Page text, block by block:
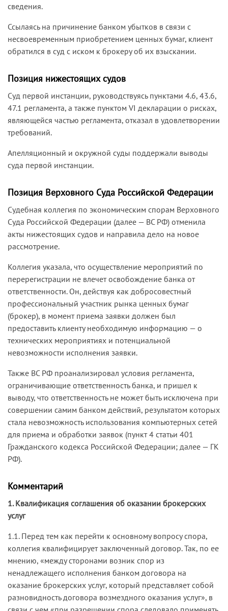
сведения.
Ссылаясь на причинение банком убытков в связи с
несвоевременным приобретением ценных бумаг, клиент
обратился в суд с иском к брокеру об их взыскании.
Позиция нижестоящих судов
Суд первой инстанции, руководствуясь пунктами 4.6, 43.6,
47.1 регламента, а также пунктом VI декларации о рисках,
являющейся частью регламента, отказал в удовлетворении
требований.
Апелляционный и окружной суды поддержали выводы
суда первой инстанции.
Позиция Верховного Суда Российской Федерации
Судебная коллегия по экономическим спорам Верховного
Суда Российской Федерации (далее — ВС РФ) отменила
акты нижестоящих судов и направила дело на новое
рассмотрение.
Коллегия указала, что осуществление мероприятий по
перерегистрации не влечет освобождение банка от
ответственности. Он, действуя как добросовестный
профессиональный участник рынка ценных бумаг
(брокер), в момент приема заявки должен был
предоставить клиенту необходимую информацию — о
технических мероприятиях и потенциальной
невозможности исполнения заявки.
Также ВС РФ проанализировал условия регламента,
ограничивающие ответственность банка, и пришел к
выводу, что ответственность не может быть исключена при
совершении самим банком действий, результатом которых
стала невозможность использования компьютерных сетей
для приема и обработки заявок (пункт 4 статьи 401
Гражданского кодекса Российской Федерации; далее — ГК
РФ).
Комментарий
1. Квалификация соглашения об оказании брокерских
услуг
1.1. Перед тем как перейти к основному вопросу спора,
коллегия квалифицирует заключенный договор. Так, по ее
мнению, «между сторонами возник спор из
ненадлежащего исполнения банком договора на
оказание брокерских услуг, который представляет собой
разновидность договора возмездного оказания услуг», в